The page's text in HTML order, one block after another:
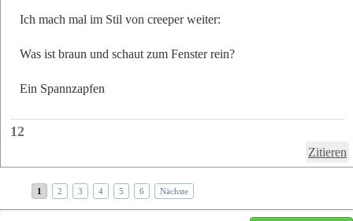
Ich mach mal im Stil von creeper weiter:
Was ist braun und schaut zum Fenster rein?
Ein Spannzapfen
12
Zitieren
1 2 3 4 5 6 Nächste